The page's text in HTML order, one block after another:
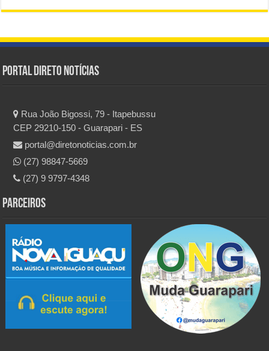
Portal Direto Notícias
Rua João Bigossi, 79 - Itapebussu
CEP 29210-150 - Guarapari - ES
portal@diretonoticias.com.br
(27) 98847-5669
(27) 9 9797-4348
Parceiros